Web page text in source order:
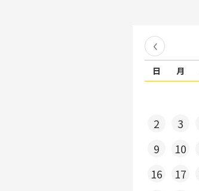
日 月
2
3
9
10
16
17